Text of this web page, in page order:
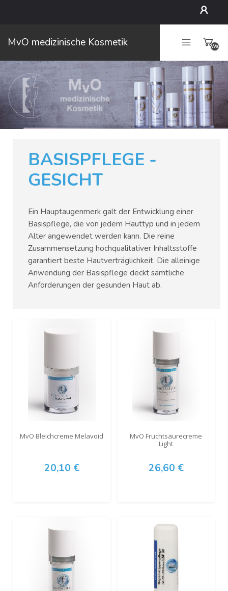
Konto
MvO medizinische Kosmetik
BASISPFLEGE -
GESICHT
Ein Hauptaugenmerk galt der Entwicklung einer
Basispflege, die von jedem Hauttyp und in jedem
Alter angewendet werden kann. Die reine
Zusammensetzung hochqualitativer Inhaltsstoffe
garantiert beste Hautverträglichkeit. Die alleinige
Anwendung der Basispflege deckt sämtliche
Anforderungen der gesunden Haut ab.
MvO Bleichcreme Melavoid
20,10 €
MvO Fruchtsäurecreme
Light
26,60 €